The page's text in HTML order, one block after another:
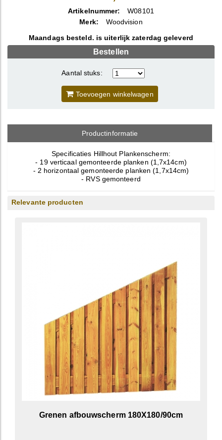
Artikelnummer:
W08101
Merk:
Woodvision
Maandags besteld. is uiterlijk zaterdag geleverd
Bestellen
Aantal stuks:
Toevoegen winkelwagen
Productinformatie
Specificaties Hillhout Plankenscherm:
- 19 verticaal gemonteerde planken (1,7x14cm)
- 2 horizontaal gemonteerde planken (1,7x14cm)
- RVS gemonteerd
Relevante producten
Grenen afbouwscherm 180X180/90cm